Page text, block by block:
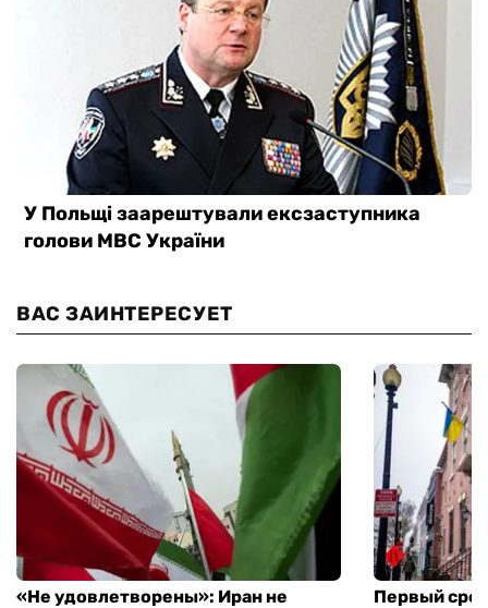
ВАС ЗАИНТЕРЕСУЕТ
«Не удовлетворены»: Иран не
Первый